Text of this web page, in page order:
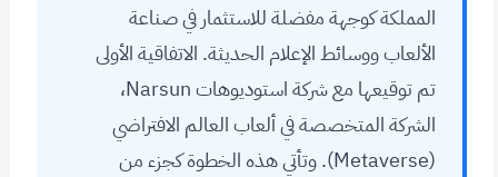
المملكة كوجهة مفضلة للاستثمار في صناعة
الألعاب ووسائط الإعلام الحديثة. الاتفاقية الأولى
تم توقيعها مع شركة استوديوهات Narsun،
الشركة المتخصصة في ألعاب العالم الافتراضي
(Metaverse). وتأتي هذه الخطوة كجزء من